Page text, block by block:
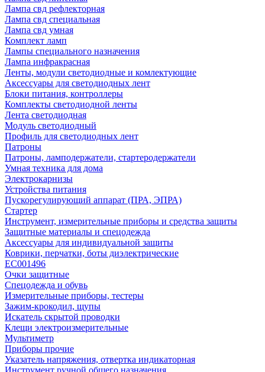
Лампа свд рефлекторная
Лампа свд специальная
Лампа свд умная
Комплект ламп
Лампы специального назначения
Лампа инфракрасная
Ленты, модули светодиодные и комлектующие
Аксессуары для светодиодных лент
Блоки питания, контроллеры
Комплекты светодиодной ленты
Лента светодиодная
Модуль светодиодный
Профиль для светодиодных лент
Патроны
Патроны, ламподержатели, стартеродержатели
Умная техника для дома
Электрокарнизы
Устройства питания
Пускорегулирующий аппарат (ПРА, ЭПРА)
Стартер
Инструмент, измерительные приборы и средства защиты
Защитные материалы и спецодежда
Аксессуары для индивидуальной защиты
Коврики, перчатки, боты диэлектрические
EC001496
Очки защитные
Спецодежда и обувь
Измерительные приборы, тестеры
Зажим-крокодил, щупы
Искатель скрытой проводки
Клещи электроизмерительные
Мультиметр
Приборы прочие
Указатель напряжения, отвертка индикаторная
Инструмент ручной общего назначения